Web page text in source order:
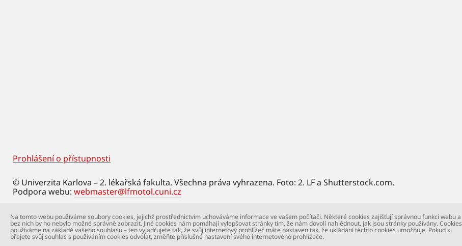
Footer
Prohlášení o přístupnosti
© Univerzita Karlova – 2. lékařská fakulta. Všechna práva vyhrazena. Foto: 2. LF a Shutterstock.com.
Podpora webu: webmaster@lfmotol.cuni.cz
Na tomto webu používáme soubory cookies, jejichž prostřednictvím uchováváme informace ve vašem počítači. Některé cookies zajišťují správnou funkci webu a
bez nich by ho nebylo možné správně zobrazit. Jiné cookies nám pomáhají vylepšovat stránky tím, že nám dovolí nahlédnout, jak jsou stránky používány. Cookies
používáme na základě vašeho souhlasu – ten vyjadřujete tak, že svůj internetový prohlížeč máte nastaven tak, že ukládání těchto cookies umožňuje. Pokud si
přejete svůj souhlas s používáním cookies odvolat, změňte příslušné nastavení svého internetového prohlížeče.